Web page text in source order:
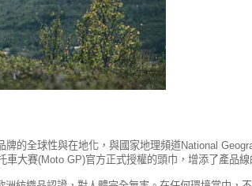
的全球性與在地化，與國家地理頻道National
大賽(Moto GP)官方正式授權的頭巾，增添了產品線